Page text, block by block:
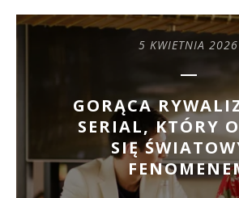
5 KWIETNIA 2026
GORĄCA
SERIAL, KTÓRY
SIĘ